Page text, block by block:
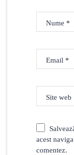
Nume *
Email *
Site web
acest
comentez.